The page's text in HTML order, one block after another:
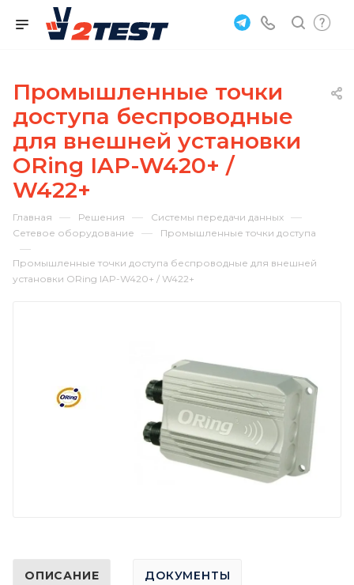
Промышленные точки
доступа беспроводные
для внешней установки
ORing IAP-W420+ /
W422+
Главная — Решения — Системы передачи данных —
Сетевое оборудование — Промышленные точки доступа
—
Промышленные точки доступа беспроводные для внешней
установки ORing IAP-W420+ / W422+
ОПИСАНИЕ ДОКУМЕНТЫ